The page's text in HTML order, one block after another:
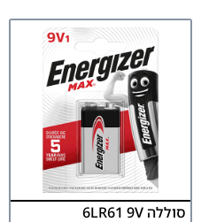
סוללה 6LR61 9V